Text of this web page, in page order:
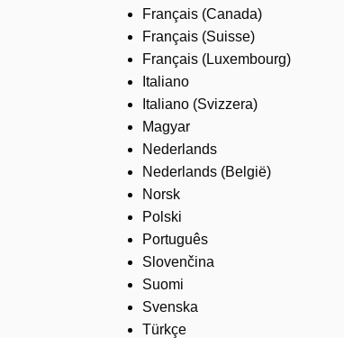
Français (Canada)
Français (Suisse)
Français (Luxembourg)
Italiano
Italiano (Svizzera)
Magyar
Nederlands
Nederlands (België)
Norsk
Polski
Português
Slovenčina
Suomi
Svenska
Türkçe